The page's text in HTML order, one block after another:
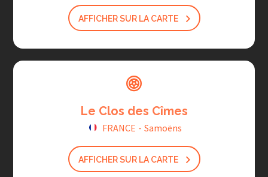
AFFICHER SUR LA CARTE
Le Clos des Cîmes
FRANCE - Samoëns
AFFICHER SUR LA CARTE